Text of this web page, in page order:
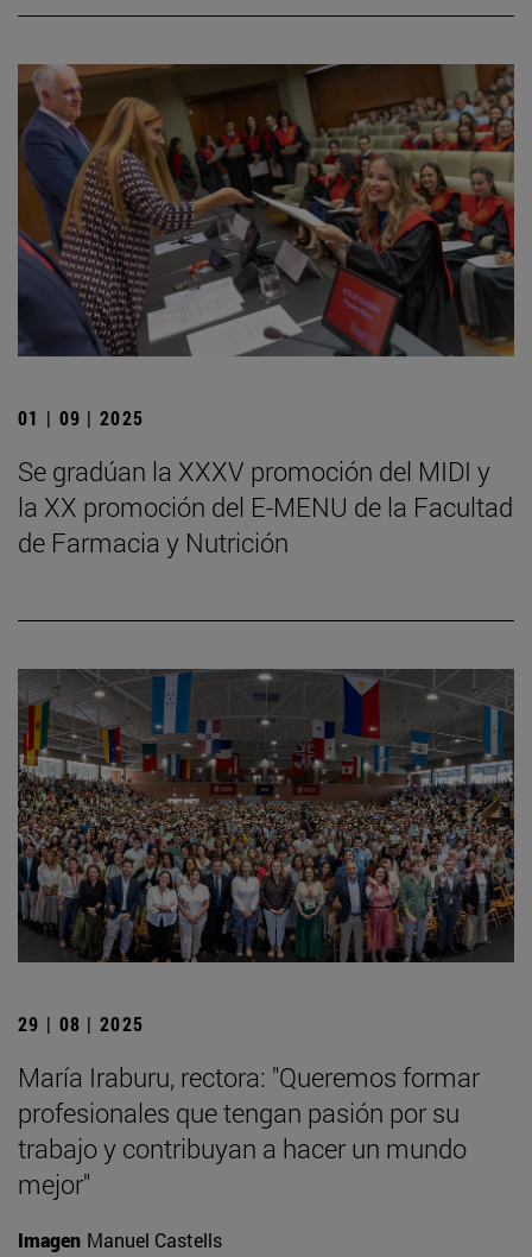
01 | 09 | 2025
Se gradúan la XXXV promoción del MIDI y
la XX promoción del E-MENU de la Facultad
de Farmacia y Nutrición
29 | 08 | 2025
María Iraburu, rectora: "Queremos formar
profesionales que tengan pasión por su
trabajo y contribuyan a hacer un mundo
mejor"
Imagen Manuel Castells